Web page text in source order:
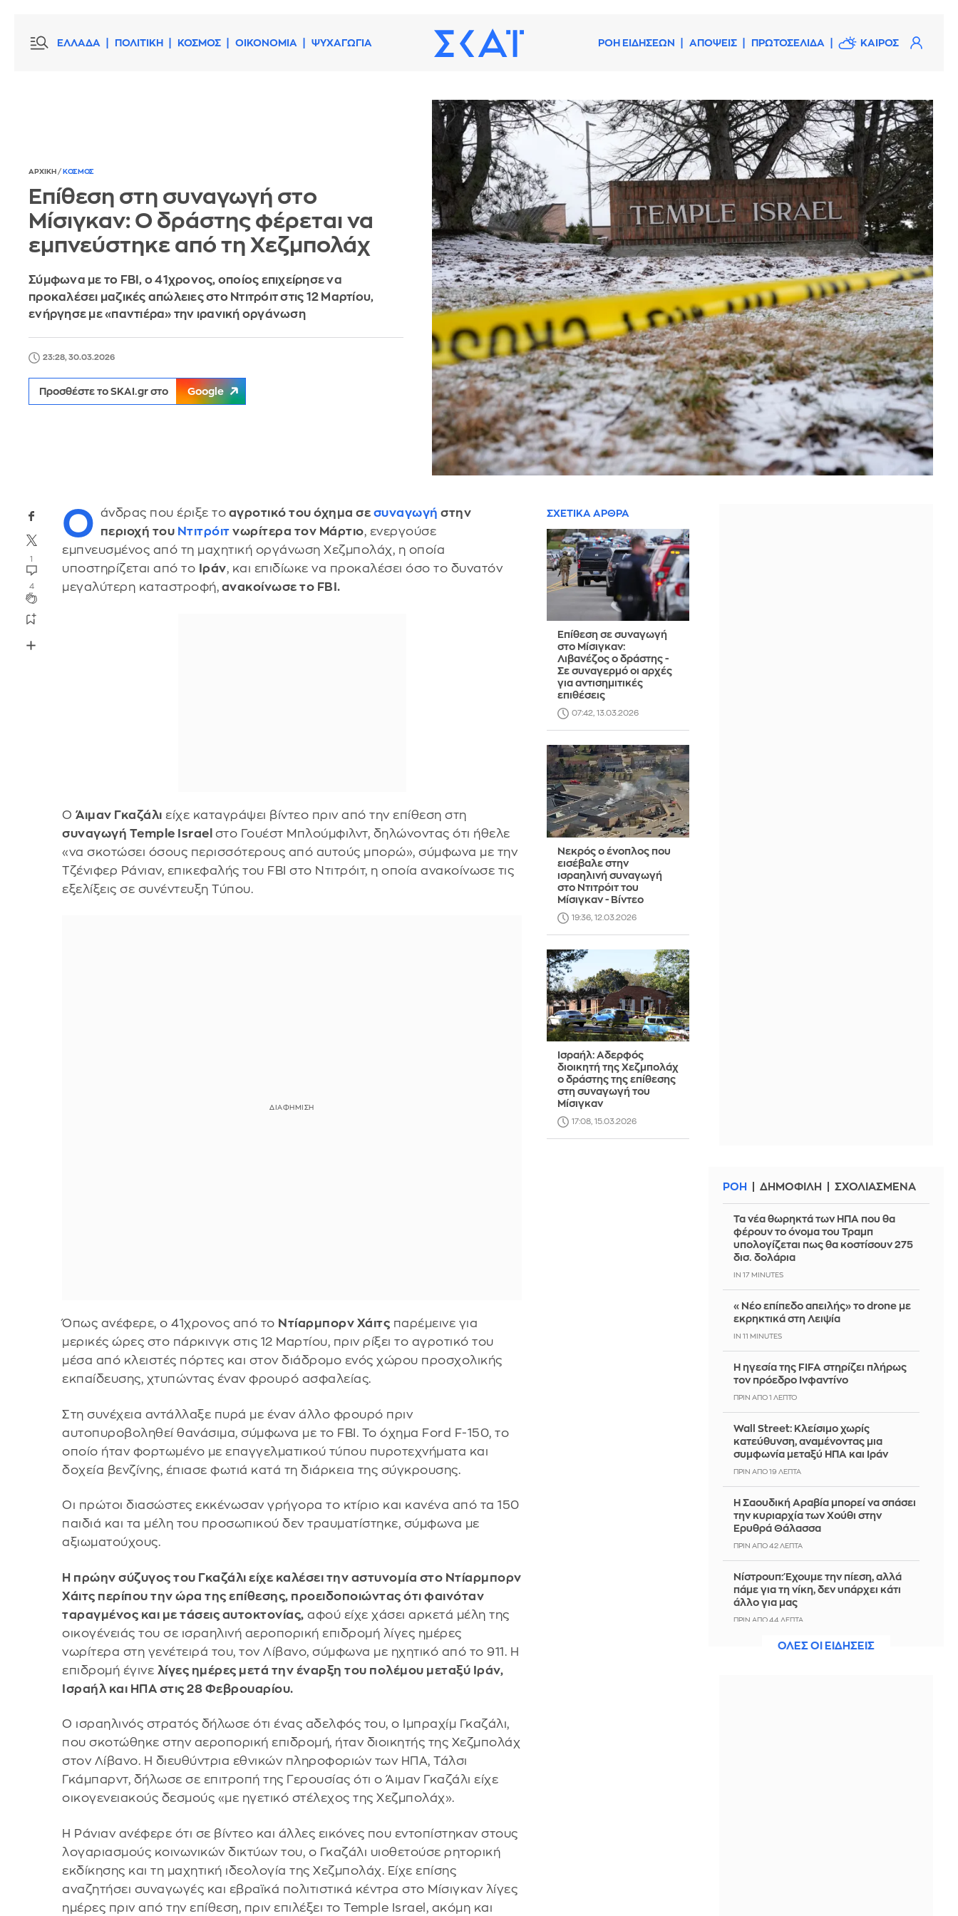
ΕΛΛΑΔΑ ΠΟΛΙΤΙΚΗ ΚΟΣΜΟΣ ΟΙΚΟΝΟΜΙΑ ΨΥΧΑΓΩΓΙΑ ΡΟΗ ΕΙΔΗΣΕΩΝ ΑΠΟΨΕΙΣ ΠΡΩΤΟΣΕΛΙΔΑ ΚΑΙΡΟΣ
ΑΡΧΙΚΗ / ΚΟΣΜΟΣ
Επίθεση στη συναγωγή στο
Μίσιγκαν: Ο δράστης φέρεται να
εμπνεύστηκε από τη Χεζμπολάχ
Σύμφωνα με το FBI, ο 41χρονος, οποίος επιχείρησε να
προκαλέσει μαζικές απώλειες στο Ντιτρόιτ στις 12 Μαρτίου,
ενήργησε με «παντιέρα» την ιρανική οργάνωση
23:28, 30.03.2026
Προσθέστε το SKAI.gr στο Google
1
4
Ο άνδρας που έριξε το αγροτικό του όχημα σε συναγωγήστην
περιοχή του Ντιτρόιτνωρίτερα τον Μάρτιο, ενεργούσε
εμπνευσμένος από τη μαχητική οργάνωση Χεζμπολάχ, η οποία
υποστηρίζεται από το Ιράν, και επιδίωκε να προκαλέσει όσο το δυνατόν
μεγαλύτερη καταστροφή, ανακοίνωσε το FBI.
ΟΆιμαν Γκαζάλι είχε καταγράψει βίντεο πριν από την επίθεση στη
συναγωγή Temple Israel στο Γουέστ Μπλούμφιλντ, δηλώνοντας ότι ήθελε
«να σκοτώσει όσους περισσότερους από αυτούς μπορώ», σύμφωνα με την
Τζένιφερ Ράνιαν, επικεφαλής του FBI στο Ντιτρόιτ, η οποία ανακοίνωσε τις
εξελίξεις σε συνέντευξη Τύπου.
Όπως ανέφερε, ο 41χρονος από το Ντίαρμπορν Χάιτς παρέμεινε για
μερικές ώρες στο πάρκινγκ στις 12 Μαρτίου, πριν ρίξει το αγροτικό του
μέσα από κλειστές πόρτες και στον διάδρομο ενός χώρου προσχολικής
εκπαίδευσης, χτυπώντας έναν φρουρό ασφαλείας.
Στη συνέχεια αντάλλαξε πυρά με έναν άλλο φρουρό πριν
αυτοπυροβοληθεί θανάσιμα, σύμφωνα με το FBI. Το όχημα Ford F-150, το
οποίο ήταν φορτωμένο με επαγγελματικού τύπου πυροτεχνήματα και
δοχεία βενζίνης, έπιασε φωτιά κατά τη διάρκεια της σύγκρουσης.
Οι πρώτοι διασώστες εκκένωσαν γρήγορα το κτίριο και κανένα από τα 150
παιδιά και τα μέλη του προσωπικού δεν τραυματίστηκε, σύμφωνα με
αξιωματούχους.
Η πρώην σύζυγος του Γκαζάλι είχε καλέσει την αστυνομία στο Ντίαρμπορν
Χάιτς περίπου την ώρα της επίθεσης, προειδοποιώντας ότι φαινόταν
ταραγμένος και με τάσεις αυτοκτονίας, αφού είχε χάσει αρκετά μέλη της
οικογένειάς του σε ισραηλινή αεροπορική επιδρομή λίγες ημέρες
νωρίτερα στη γενέτειρά του, τον Λίβανο, σύμφωνα με ηχητικό από το 911. Η
επιδρομή έγινε λίγες ημέρες μετά την έναρξη του πολέμου μεταξύ Ιράν,
Ισραήλ και ΗΠΑ στις 28 Φεβρουαρίου.
Ο ισραηλινός στρατός δήλωσε ότι ένας αδελφός του, ο Ιμπραχίμ Γκαζάλι,
που σκοτώθηκε στην αεροπορική επιδρομή, ήταν διοικητής της Χεζμπολάχ
στον Λίβανο. Η διευθύντρια εθνικών πληροφοριών των ΗΠΑ, Τάλσι
Γκάμπαρντ, δήλωσε σε επιτροπή της Γερουσίας ότι ο Άιμαν Γκαζάλι είχε
οικογενειακούς δεσμούς «με ηγετικό στέλεχος της Χεζμπολάχ».
Η Ράνιαν ανέφερε ότι σε βίντεο και άλλες εικόνες που εντοπίστηκαν στους
λογαριασμούς κοινωνικών δικτύων του, ο Γκαζάλι υιοθετούσε ρητορική
εκδίκησης και τη μαχητική ιδεολογία της Χεζμπολάχ. Είχε επίσης
αναζητήσει συναγωγές και εβραϊκά πολιτιστικά κέντρα στο Μίσιγκαν λίγες
ημέρες πριν από την επίθεση, πριν επιλέξει το Temple Israel, ακόμη και
ΣΧΕΤΙΚΑ ΑΡΘΡΑ
Επίθεση σε συναγωγή
στο Μίσιγκαν:
Λιβανέζος ο δράστης -
Σε συναγερμό οι αρχές
για αντισημιτικές
επιθέσεις
07:42, 13.03.2026
Νεκρός ο ένοπλος που
εισέβαλε στην
ισραηλινή συναγωγή
στο Ντιτρόιτ του
Μίσιγκαν - Βίντεο
19:36, 12.03.2026
Ισραήλ: Αδερφός
διοικητή της Χεζμπολάχ
ο δράστης της επίθεσης
στη συναγωγή του
Μίσιγκαν
17:08, 15.03.2026
ΡΟΗ ΔΗΜΟΦΙΛΗ ΣΧΟΛΙΑΣΜΕΝΑ
Τα νέα θωρηκτά των ΗΠΑ που θα
φέρουν το όνομα του Τραμπ
υπολογίζεται πως θα κοστίσουν 275
δισ. δολάρια
IN 17 MINUTES
«Νέο επίπεδο απειλής» το drone με
εκρηκτικά στη Λειψία
IN 11 MINUTES
Η ηγεσία της FIFA στηρίζει πλήρως
τον πρόεδρο Ινφαντίνο
ΠΡΙΝ ΑΠΌ 1 ΛΕΠΤΌ
Wall Street: Κλείσιμο χωρίς
κατεύθυνση, αναμένοντας μια
συμφωνία μεταξύ ΗΠΑ και Ιράν
ΠΡΙΝ ΑΠΌ 19 ΛΕΠΤΆ
Η Σαουδική Αραβία μπορεί να σπάσει
την κυριαρχία των Χούθι στην
Ερυθρά Θάλασσα
ΠΡΙΝ ΑΠΌ 42 ΛΕΠΤΆ
Νίστρουπ: Έχουμε την πίεση, αλλά
πάμε για τη νίκη, δεν υπάρχει κάτι
άλλο για μας
ΠΡΙΝ ΑΠΌ 44 ΛΕΠΤΆ
Άννα Πρέλεβιτς: Το τρυφερό
ΟΛΕΣ ΟΙ ΕΙΔΗΣΕΙΣ